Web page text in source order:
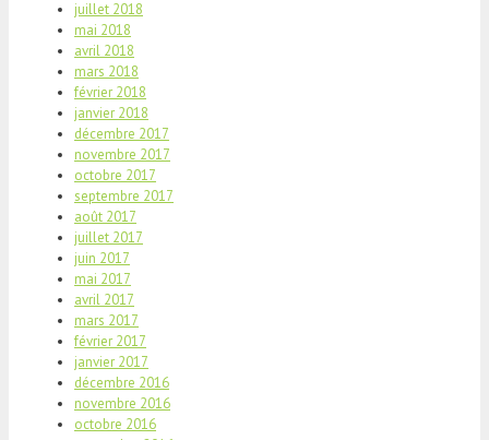
juillet 2018
mai 2018
avril 2018
mars 2018
février 2018
janvier 2018
décembre 2017
novembre 2017
octobre 2017
septembre 2017
août 2017
juillet 2017
juin 2017
mai 2017
avril 2017
mars 2017
février 2017
janvier 2017
décembre 2016
novembre 2016
octobre 2016